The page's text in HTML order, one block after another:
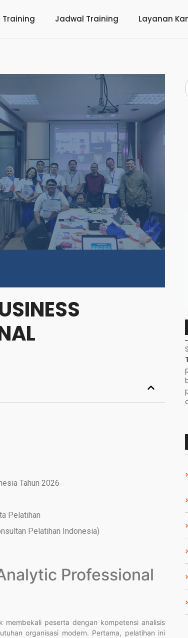
Training Jadwal Training Layanan
Tahun 2026
Pelatihan
Pelatihan Indonesia)
Professional
membekali peserta dengan kompetensi analisis
organisasi modern. Pertama, pelatihan ini